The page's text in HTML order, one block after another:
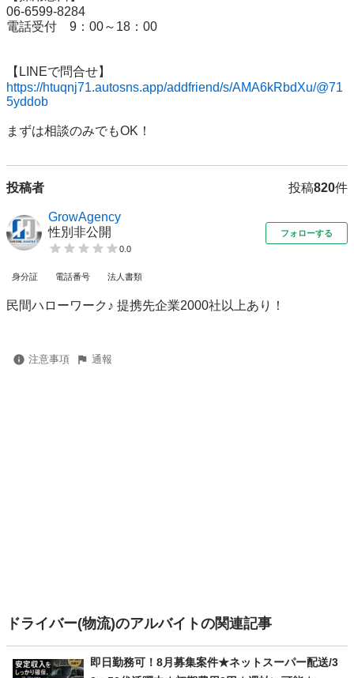
06-6599-8284
電話受付　9：00～18：00
https://htuqnj71.autosns.app/addfriend/s/AMA6kRbdXu/@71
5yddob
まずは相談のみでもOK！
投稿者 投稿820件
GrowAgency
性別非公開
0.0
フォローする
身分証 電話番号 法人書類
民間ハローワーク♪ 提携先企業2000社以上あり！
注意事項 通報
ドライバー(物流)のアルバイトの関連記事
即日勤務可！8月募集案件★ネットスーパー配送/3